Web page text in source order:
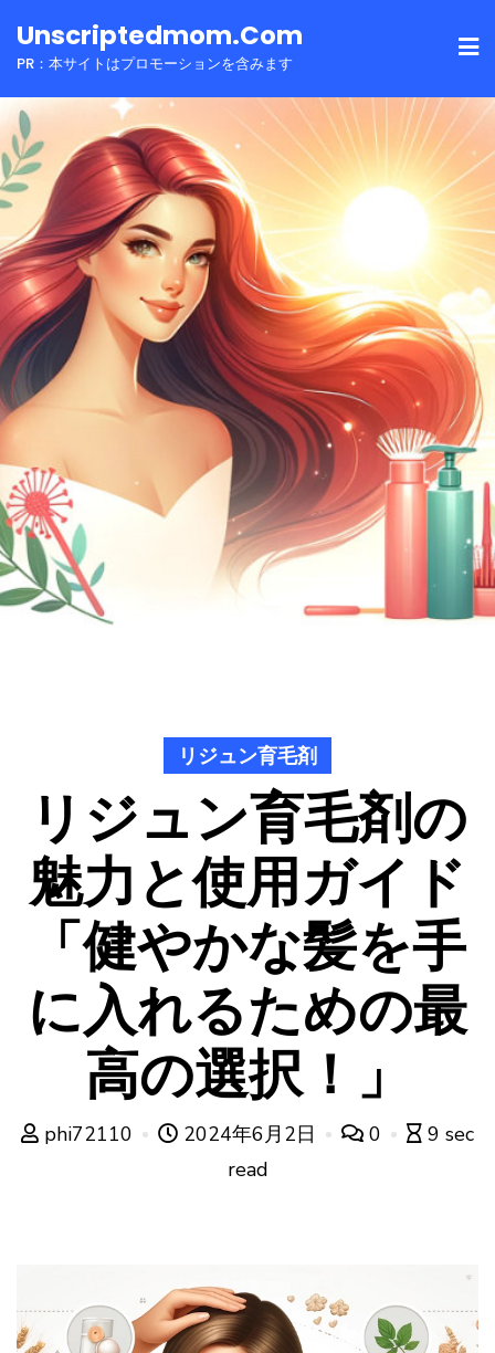
toUnscriptedmom.com
PR：本サイトはプロモーションを含みます
リジュン育毛剤
リジュン育毛剤の
魅力と使用ガイド
「健やかな髪を手
に入れるための最
高の選択！」
phi72110 2024年6月2日 0
9 sec
read